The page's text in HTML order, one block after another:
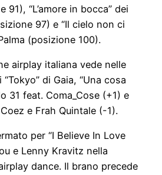
91), “L’amore in bocca” dei
97) e “Il cielo non ci
(posizione 100).
airplay italiana vede nelle
di Gaia, “Una cosa
31 feat. Coma_Cose (+1) e
e Frah Quintale (-1).
per “I Believe In Love
e Lenny Kravitz nella
dance. Il brano precede